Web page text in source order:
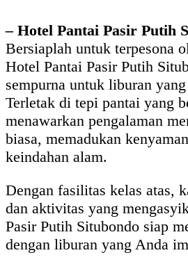
– Hotel Pantai Pasir Putih
Bersiaplah untuk terpesona
Hotel Pantai Pasir Putih
sempurna untuk liburan
Terletak di tepi pantai yang
menawarkan pengalaman
biasa, memadukan
keindahan alam.
Dengan fasilitas kelas atas,
dan aktivitas yang
Pasir Putih Situbondo siap
dengan liburan yang Anda